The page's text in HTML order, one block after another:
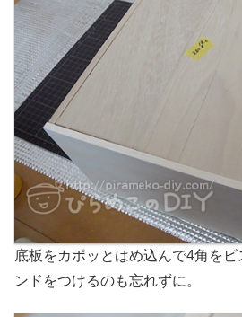
底板をカポッとはめ込んで4角を
ンドをつけるのも忘れずに。